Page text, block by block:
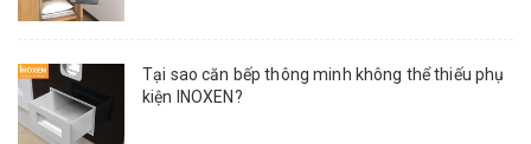
Tại sao căn bếp thông minh không thể thiếu phụ
kiện INOXEN?